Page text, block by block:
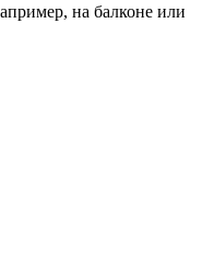
на балконе или